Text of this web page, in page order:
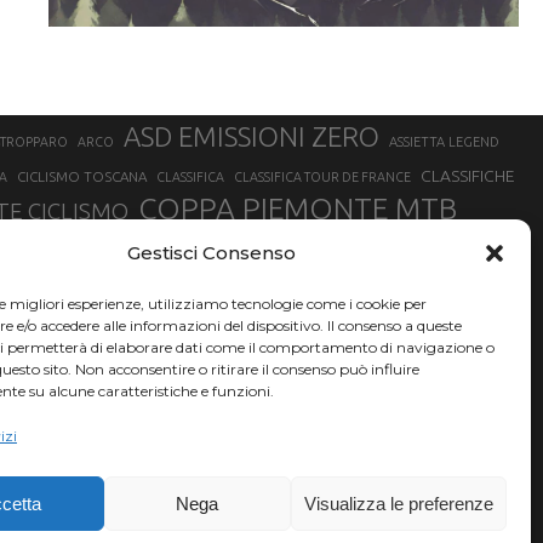
Gestisci Consenso
migliori esperienze, utilizziamo tecnologie come i cookie per
e/o accedere alle informazioni del dispositivo. Il consenso a queste
permetterà di elaborare dati come il comportamento di navigazione o
sito. Non acconsentire o ritirare il consenso può influire
su alcune caratteristiche e funzioni.
Nega Visualizza le preferenze
ARCO ASD EMISSIONI ZERO ASSIETTA LEGEND
CICLISMO TOSCANA CLASSIFICA CLASSIFICA TOUR DE FRANCE CLASSIFICHE
CICLISMO COPPA PIEMONTE MTB
FABIO ARU FIAB FINALE LIGURE
HERVÉ BARMASSE INSUBRIA BIKE FESTIVAL
LUCA BRAIDOT MARATHON BIKE DELLA BRIANZA
MATHIEU VAN DER POEL
TRIATHLON OLIMPICO